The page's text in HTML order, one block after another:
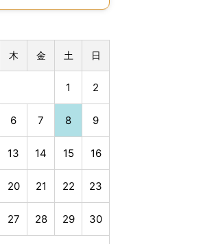
木 金 土 日
1 2
6 7 8 9
13 14 15 16
20 21 22 23
27 28 29 30